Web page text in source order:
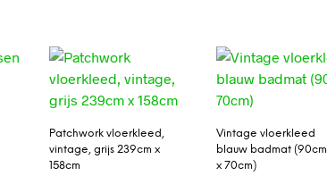
Patchwork vloerkleed,
vintage, grijs 239cm x
158cm
Vintage vloerkleed
blauw badmat (90cm
x 70cm)